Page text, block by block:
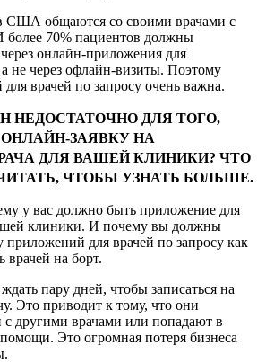
США общаются со своими врачами с
70% пациентов должны
онлайн-приложения для
не через офлайн-визиты. Поэтому
врачей по запросу очень важна.
НЕДОСТАТОЧНО ДЛЯ ТОГО,
ЗАЯВКУ НА
ДЛЯ ВАШЕЙ КЛИНИКИ? ЧТО
ЧТОБЫ УЗНАТЬ БОЛЬШЕ.
у вас должно быть приложение для
клиники. И почему вы должны
приложений для врачей по запросу как
врачей на борт.
пару дней, чтобы записаться на
Это приводит к тому, что они
с другими врачами или попадают в
Это огромная потеря бизнеса